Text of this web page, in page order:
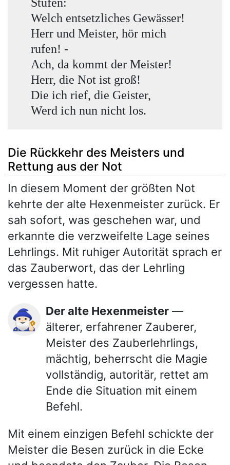
Welch entsetzliches Gewässer!
Herr und Meister, hör mich
rufen! -
Ach, da kommt der Meister!
Herr, die Not ist groß!
Die ich rief, die Geister,
Werd ich nun nicht los.
Die Rückkehr des Meisters und
Rettung aus der Not
In diesem Moment der größten Not
kehrte der alte Hexenmeister zurück. Er
sah sofort, was geschehen war, und
erkannte die verzweifelte Lage seines
Lehrlings. Mit ruhiger Autorität sprach er
das Zauberwort, das der Lehrling
vergessen hatte.
🧙🏻‍♂️ Der alte Hexenmeister —
älterer, erfahrener Zauberer,
Meister des Zauberlehrlings,
mächtig, beherrscht die Magie
vollständig, autoritär, rettet am
Ende die Situation mit einem
Befehl.
Mit einem einzigen Befehl schickte der
Meister die Besen zurück in die Ecke